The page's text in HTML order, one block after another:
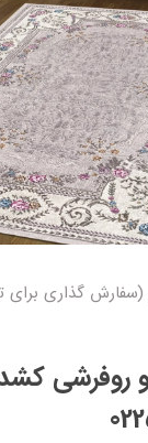
گذاری برای
روفرشی